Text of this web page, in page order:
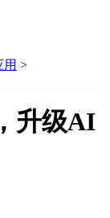
用 >
升级AI